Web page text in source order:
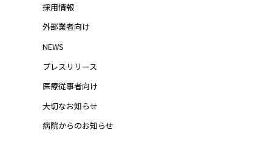
採用情報
外部業者向け
NEWS
プレスリリース
医療従事者向け
大切なお知らせ
病院からのお知らせ